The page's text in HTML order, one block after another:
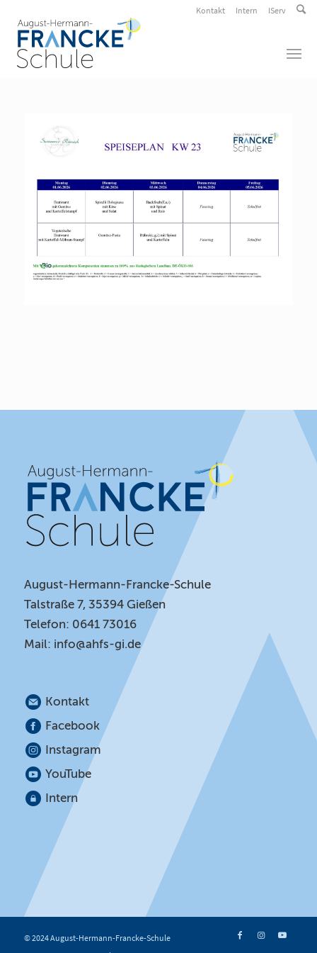
Kontakt Intern IServ
August-Hermann-Francke-Schule
Talstraße 7, 35394 Gießen
Telefon: 0641 73016
Mail: info@ahfs-gi.de
Kontakt
Facebook
Instagram
YouTube
Intern
© 2024 August-Hermann-Francke-Schule